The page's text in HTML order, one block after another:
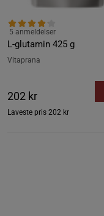
L-glutamin 425 g
5 anmeldelser
Vitaprana
202 kr
Laveste pris 202 kr